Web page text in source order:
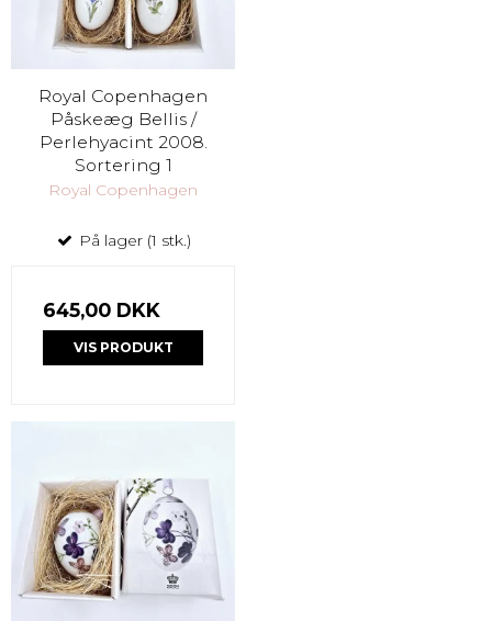
Royal Copenhagen
Påskeæg Bellis /
Perlehyacint 2008.
Sortering 1
Royal Copenhagen
På lager (1 stk.)
645,00 DKK
VIS PRODUKT